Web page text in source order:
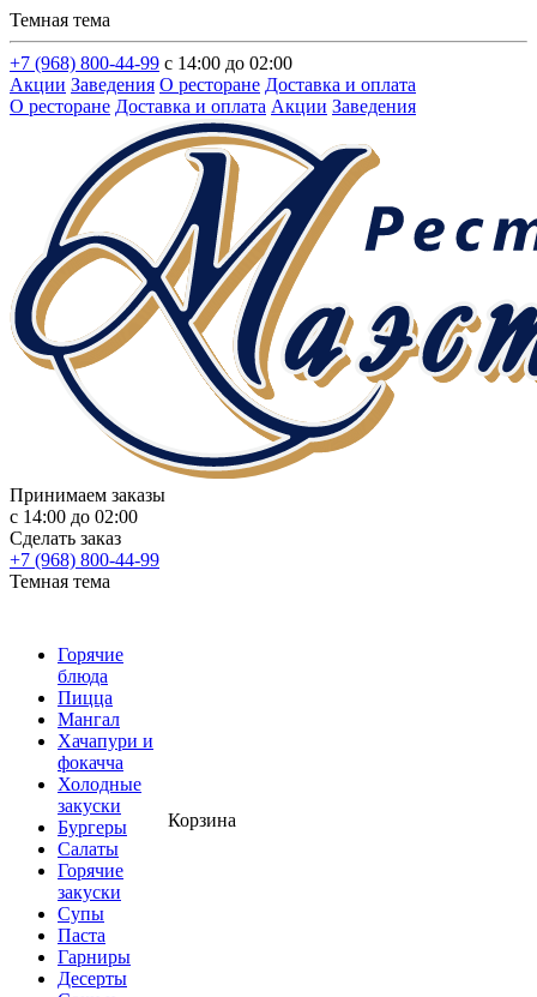
Темная тема
+7 (968) 800-44-99 с 14:00 до 02:00
Акции Заведения О ресторане Доставка и оплата
О ресторане Доставка и оплата Акции Заведения
Принимаем заказы
с 14:00 до 02:00
Сделать заказ
+7 (968) 800-44-99
Темная тема
Горячие
блюда
Пицца
Мангал
Хачапури и
фокачча
Холодные
закуски
Бургеры
Салаты
Горячие
закуски
Супы
Паста
Гарниры
Десерты
Корзина